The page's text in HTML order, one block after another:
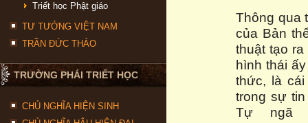
Triết học Phật giáo
TƯ TƯỞNG VIỆT NAM
TRẦN ĐỨC THẢO
TRƯỜNG PHÁI TRIẾT HỌC
CHỦ NGHĨA HIỆN SINH
Thông qua
của Bản
thuật tạo
hình thái
thức, là
trong sự
Tự ngã